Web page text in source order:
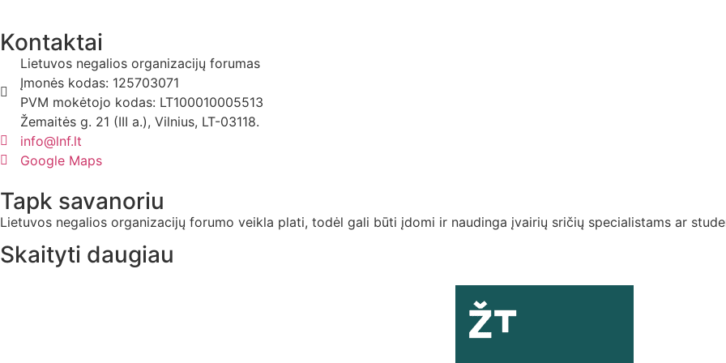
Kontaktai
Lietuvos negalios organizacijų forumas
Įmonės kodas: 125703071
PVM mokėtojo kodas: LT100010005513
Žemaitės g. 21 (III a.), Vilnius, LT-03118.
info@lnf.lt
Google Maps
Tapk savanoriu
Lietuvos negalios organizacijų forumo veikla plati, todėl gali būti įdomi ir naudinga įvairių sričių specialistams ar
Skaityti daugiau